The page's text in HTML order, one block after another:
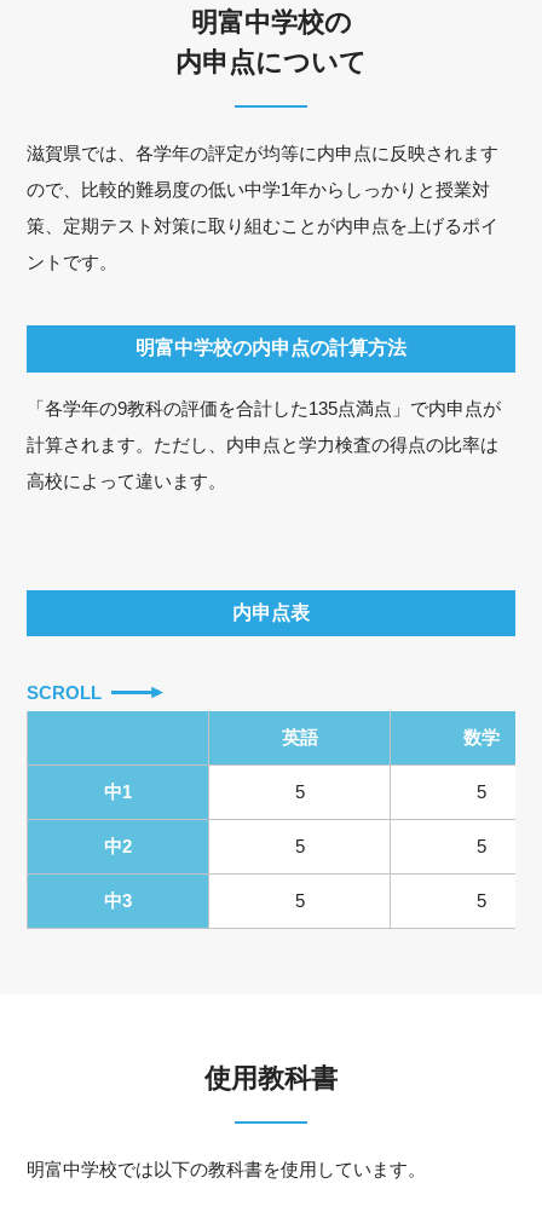
明富中学校の
内申点について
滋賀県では、各学年の評定が均等に内申点に反映されます
ので、比較的難易度の低い中学1年からしっかりと授業対
策、定期テスト対策に取り組むことが内申点を上げるポイ
ントです。
明富中学校の内申点の計算方法
「各学年の9教科の評価を合計した135点満点」で内申点が
計算されます。ただし、内申点と学力検査の得点の比率は
高校によって違います。
内申点表
SCROLL
英語 数学
中1 5 5
中2 5 5
中3 5 5
使用教科書
明富中学校では以下の教科書を使用しています。